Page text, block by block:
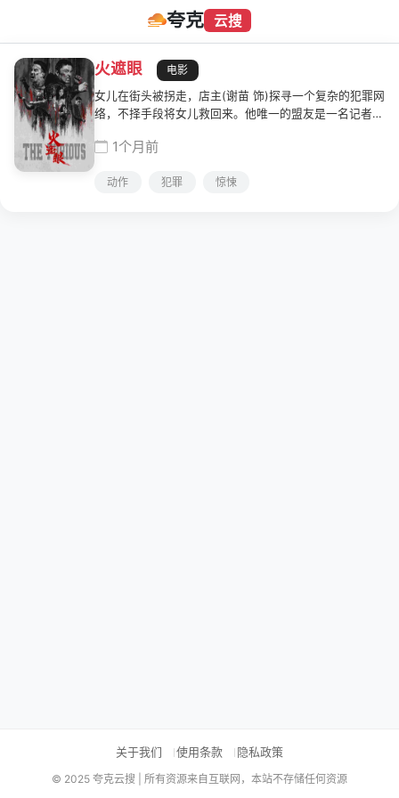
夸克 云搜
火遮眼
电影
女儿在街头被拐走，店主(谢苗 饰)探寻一个复杂的犯罪网
络，不择手段将女儿救回来。他唯一的盟友是一名记者
相互信任、合作，运用自己不为人知的过去所赋予的格斗
1个月前
动作 犯罪 惊悚
关于我们 使用条款 隐私政策
© 2025 夸克云搜 | 所有资源来自互联网，本站不存储任何资源